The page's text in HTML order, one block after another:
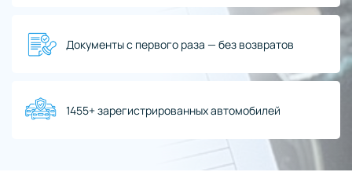
Документы с первого раза — без возвратов
1455+ зарегистрированных автомобилей